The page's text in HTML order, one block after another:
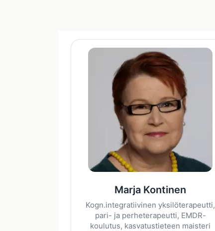
Marja Kontinen
Kogn.integratiivinen yksilöterapeutti,
pari- ja perheterapeutti, EMDR-
koulutus, kasvatustieteen maisteri